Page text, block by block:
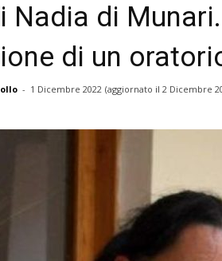
Nadia di
di un
- 1 Dicembre 2022 (aggiornato il 2 Dicembre